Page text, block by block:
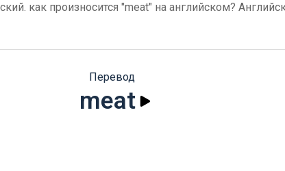
как произносится "meat" на английском?
Перевод
meat